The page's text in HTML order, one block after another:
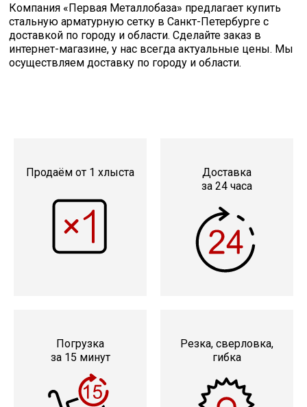
Компания «Первая Металлобаза» предлагает купить
стальную арматурную сетку в Санкт-Петербурге с
доставкой по городу и области. Сделайте заказ в
интернет-магазине, у нас всегда актуальные цены. Мы
осуществляем доставку по городу и области.
Продаём от 1 хлыста
Доставка
за 24 часа
Погрузка
за 15 минут
Резка, сверловка,
гибка